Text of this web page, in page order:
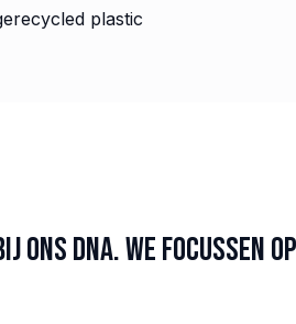
DNA. We focussen op